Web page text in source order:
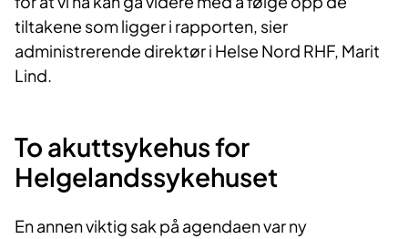
tiltakene som ligger i rapporten, sier
administrerende direktør i Helse Nord RHF, Marit
Lind.
To akuttsykehus for
Helgelandssykehuset
En annen viktig sak på agendaen var ny